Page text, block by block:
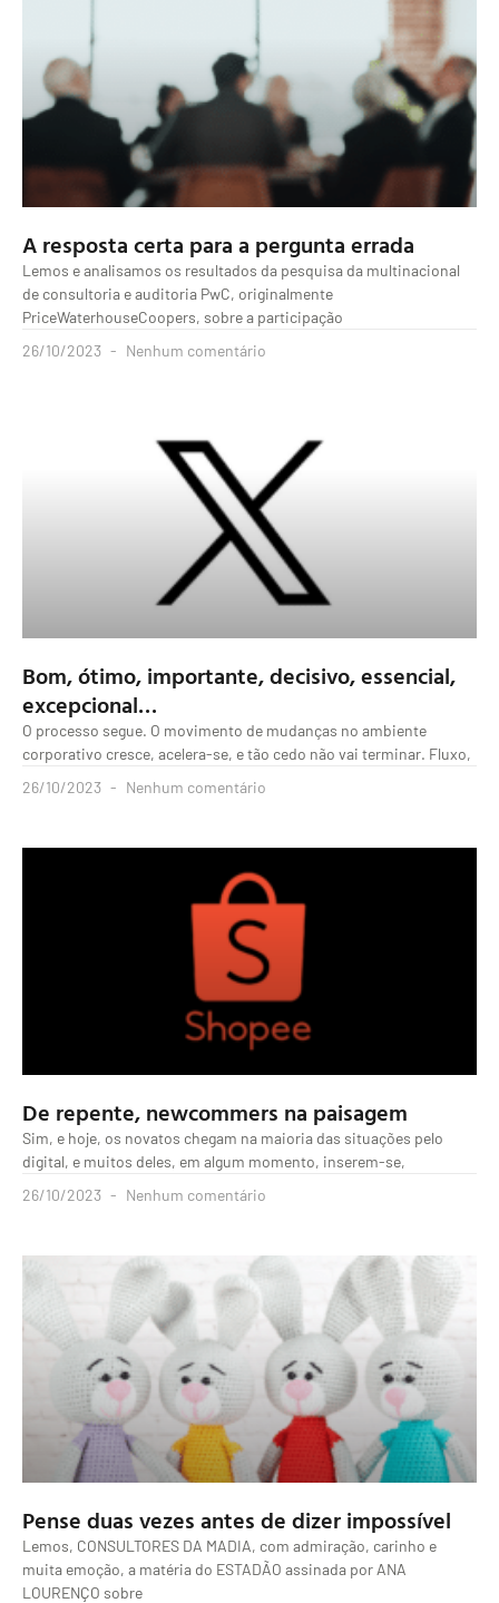
A resposta certa para a pergunta errada
Lemos e analisamos os resultados da pesquisa da multinacional
de consultoria e auditoria PwC, originalmente
PriceWaterhouseCoopers, sobre a participação
26/10/2023
Nenhum comentário
Bom, ótimo, importante, decisivo, essencial,
excepcional…
O processo segue. O movimento de mudanças no ambiente
corporativo cresce, acelera-se, e tão cedo não vai terminar. Fluxo,
26/10/2023
Nenhum comentário
De repente, newcommers na paisagem
Sim, e hoje, os novatos chegam na maioria das situações pelo
digital, e muitos deles, em algum momento, inserem-se,
26/10/2023
Nenhum comentário
Pense duas vezes antes de dizer impossível
Lemos, CONSULTORES DA MADIA, com admiração, carinho e
muita emoção, a matéria do ESTADÃO assinada por ANA
LOURENÇO sobre